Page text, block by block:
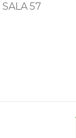
57